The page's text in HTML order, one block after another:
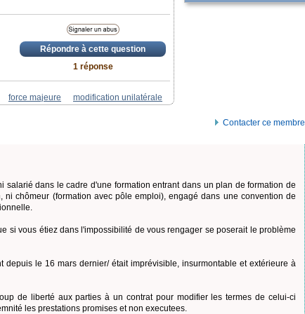
Répondre à cette question
1 réponse
force majeure modification unilatérale
Contacter ce membre
salarié dans le cadre d'une formation entrant dans un plan de formation de
ni chômeur (formation avec pôle emploi), engagé dans une convention de
si vous étiez dans l'impossibilité de vous rengager se poserait le problème
depuis le 16 mars dernier/ était imprévisible, insurmontable et extérieure à
de liberté aux parties à un contrat pour modifier les termes de celui-ci
les prestations promises et non executees.